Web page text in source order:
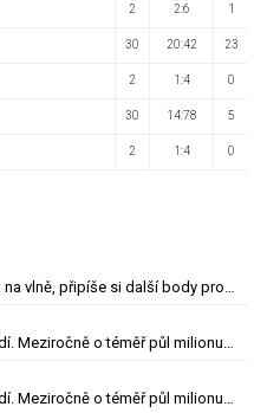
2 2:6 1
30 20:42 23
2 1:4 0
30 14:78 5
2 1:4 0
ONLINE: Zbrojovka - Liberec. Nováček na vlně, připíše si další body proti favoritovi?
Deník.cz v červenci četlo 4,4 milionu lidí. Meziročně o téměř půl milionu více
Deník.cz v červenci četlo 4,4 milionu lidí. Meziročně o téměř půl milionu více